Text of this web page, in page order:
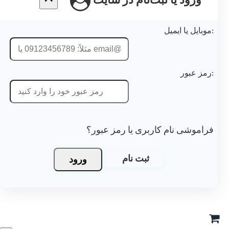
نام کاربری یا رمز عبور؟